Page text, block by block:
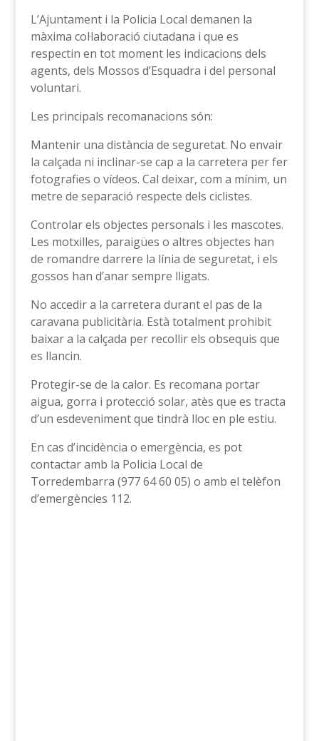
L’Ajuntament i la Policia Local demanen la
màxima col·laboració ciutadana i que es
respectin en tot moment les indicacions dels
agents, dels Mossos d’Esquadra i del personal
voluntari.
Les principals recomanacions són:
Mantenir una distància de seguretat. No envair
la calçada ni inclinar-se cap a la carretera per fer
fotografies o vídeos. Cal deixar, com a mínim, un
metre de separació respecte dels ciclistes.
Controlar els objectes personals i les mascotes.
Les motxilles, paraigües o altres objectes han
de romandre darrere la línia de seguretat, i els
gossos han d’anar sempre lligats.
No accedir a la carretera durant el pas de la
caravana publicitària. Està totalment prohibit
baixar a la calçada per recollir els obsequis que
es llancin.
Protegir-se de la calor. Es recomana portar
aigua, gorra i protecció solar, atès que es tracta
d’un esdeveniment que tindrà lloc en ple estiu.
En cas d’incidència o emergència, es pot
contactar amb la Policia Local de
Torredembarra (977 64 60 05) o amb el telèfon
d’emergències 112.